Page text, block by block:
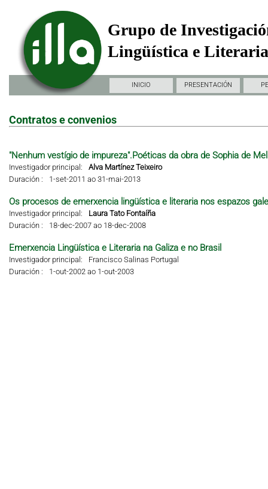
Grupo de
Lingüística e
INICIO PRESENTACIÓN
Contratos e convenios
"Nenhum vestígio de impureza".Poéticas da obra de Sophia de
Investigador principal:
Alva Martínez Teixeiro
Duración :
1-set-2011 ao 31-mai-2013
Os procesos de emerxencia lingüística e literaria nos espazos
Investigador principal:
Laura Tato Fontaíña
Duración :
18-dec-2007 ao 18-dec-2008
Emerxencia Lingüística e Literaria na Galiza e no Brasil
Investigador principal:
Francisco Salinas Portugal
Duración :
1-out-2002 ao 1-out-2003